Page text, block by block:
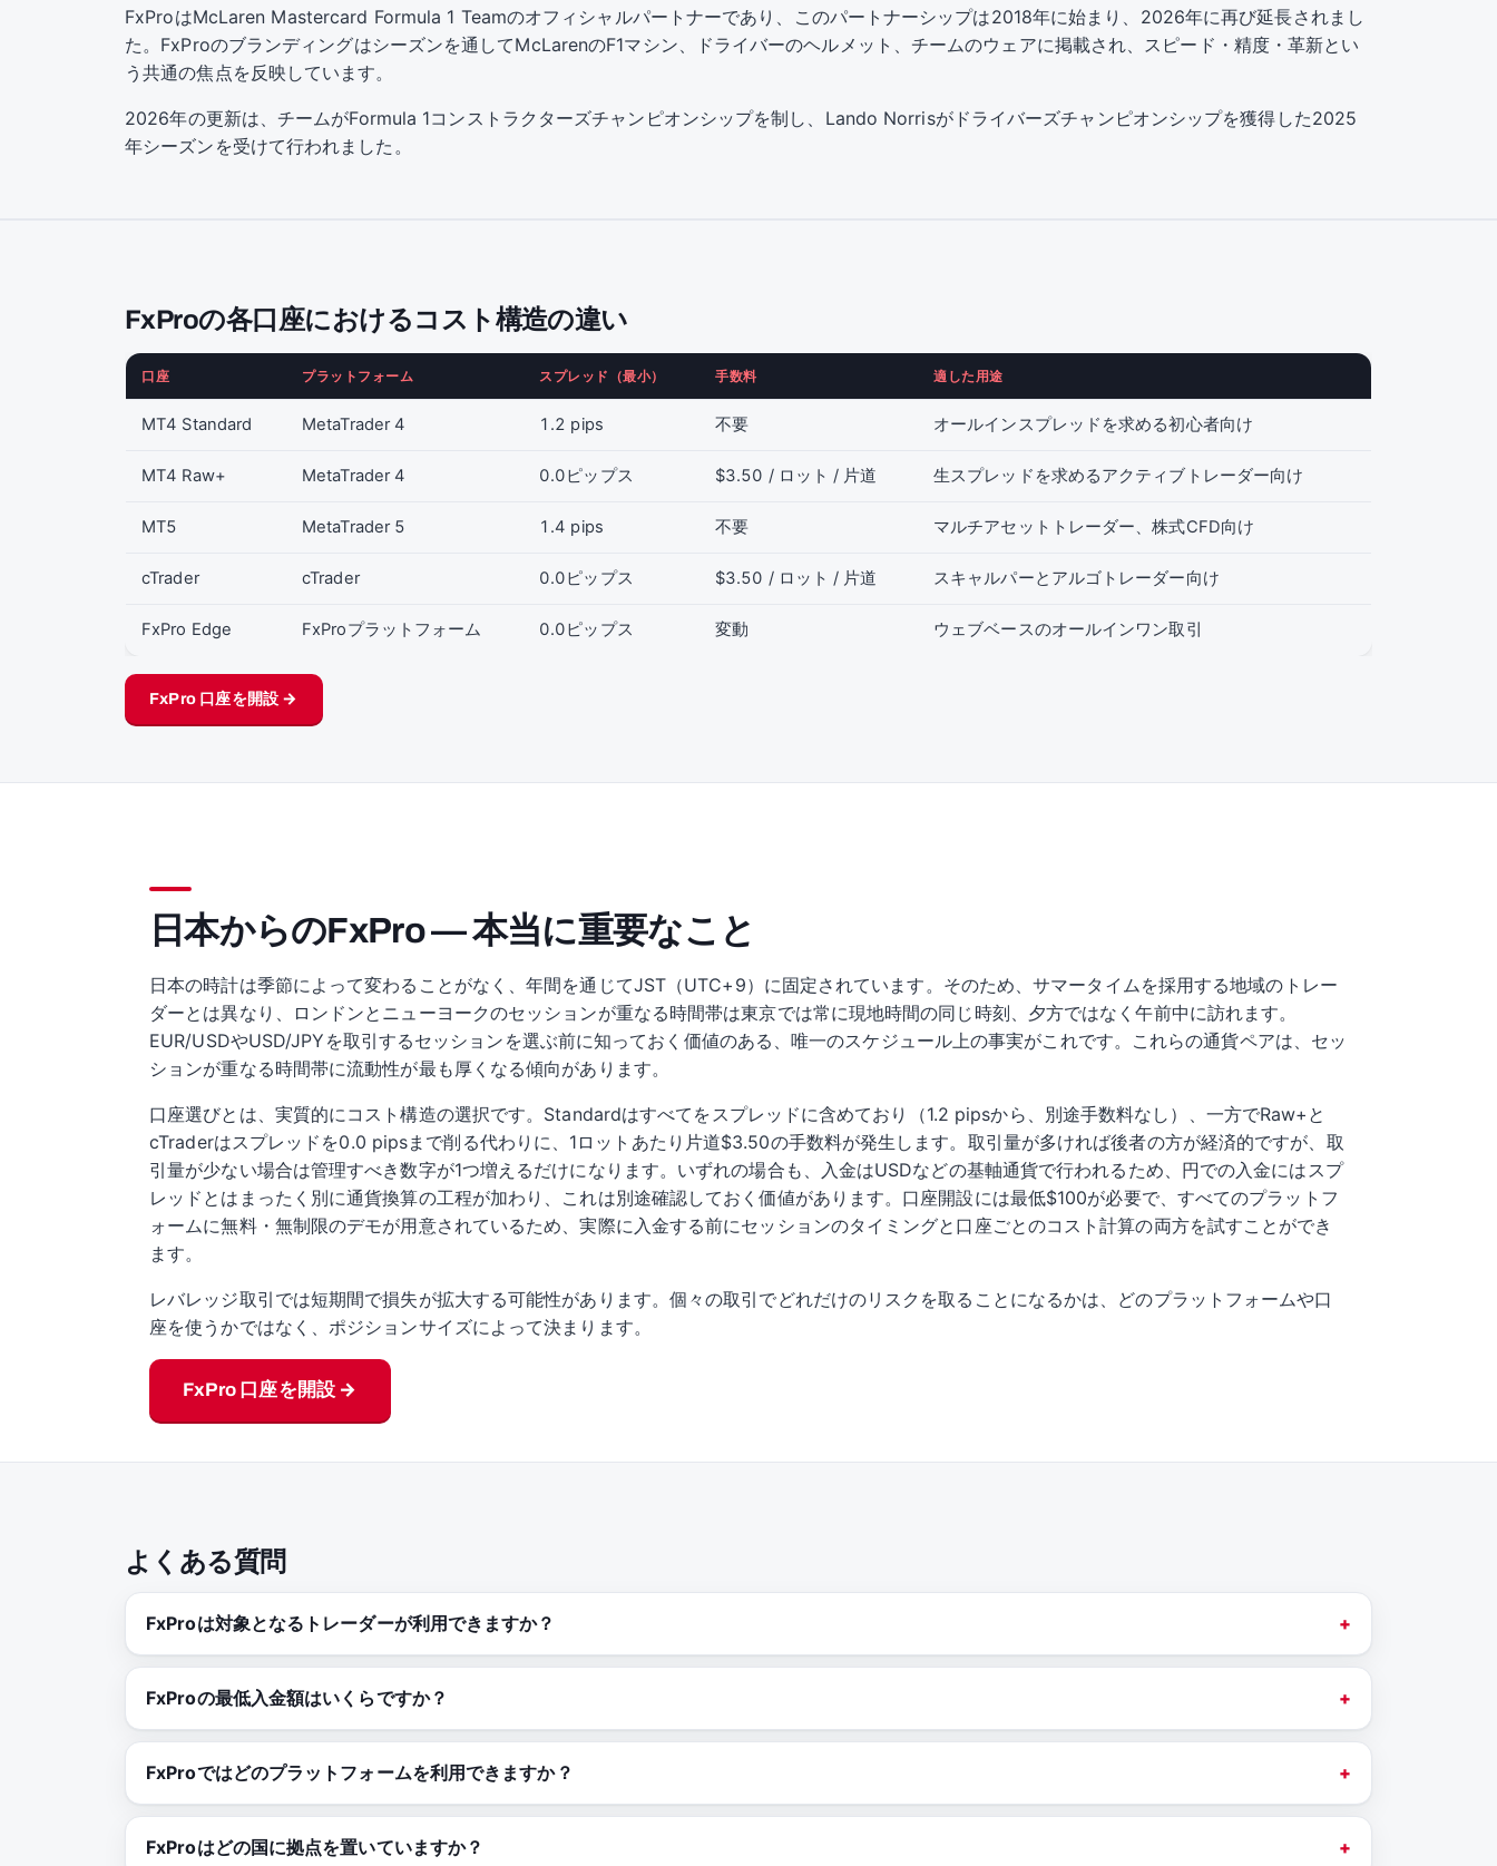
FxProはMcLaren Mastercard Formula 1 Teamのオフィシャルパートナーであり、このパートナーシップは2018年に始まり、2026年に再び延長されまし
た。FxProのブランディングはシーズンを通してMcLarenのF1マシン、ドライバーのヘルメット、チームのウェアに掲載され、スピード・精度・革新とい
う共通の焦点を反映しています。
2026年の更新は、チームがFormula 1コンストラクターズチャンピオンシップを制し、Lando Norrisがドライバーズチャンピオンシップを獲得した2025
年シーズンを受けて行われました。
FxProの各口座におけるコスト構造の違い
口座 プラットフォーム スプレッド（最小） 手数料 適した用途
MT4 Standard MetaTrader 4 1.2 pips 不要 オールインスプレッドを求める初心者向け
MT4 Raw+ MetaTrader 4 0.0ピップス $3.50 / ロット / 片道 生スプレッドを求めるアクティブトレーダー向け
MT5 MetaTrader 5 1.4 pips 不要 マルチアセットトレーダー、株式CFD向け
cTrader cTrader 0.0ピップス $3.50 / ロット / 片道 スキャルパーとアルゴトレーダー向け
FxPro Edge FxProプラットフォーム 0.0ピップス 変動 ウェブベースのオールインワン取引
FxPro 口座を開設 →
日本からのFxPro — 本当に重要なこと
日本の時計は季節によって変わることがなく、年間を通じてJST（UTC+9）に固定されています。そのため、サマータイムを採用する地域のトレー
ダーとは異なり、ロンドンとニューヨークのセッションが重なる時間帯は東京では常に現地時間の同じ時刻、夕方ではなく午前中に訪れます。
EUR/USDやUSD/JPYを取引するセッションを選ぶ前に知っておく価値のある、唯一のスケジュール上の事実がこれです。これらの通貨ペアは、セッ
ションが重なる時間帯に流動性が最も厚くなる傾向があります。
口座選びとは、実質的にコスト構造の選択です。Standardはすべてをスプレッドに含めており（1.2 pipsから、別途手数料なし）、一方でRaw+と
cTraderはスプレッドを0.0 pipsまで削る代わりに、1ロットあたり片道$3.50の手数料が発生します。取引量が多ければ後者の方が経済的ですが、取
引量が少ない場合は管理すべき数字が1つ増えるだけになります。いずれの場合も、入金はUSDなどの基軸通貨で行われるため、円での入金にはスプ
レッドとはまったく別に通貨換算の工程が加わり、これは別途確認しておく価値があります。口座開設には最低$100が必要で、すべてのプラットフ
ォームに無料・無制限のデモが用意されているため、実際に入金する前にセッションのタイミングと口座ごとのコスト計算の両方を試すことができ
ます。
レバレッジ取引では短期間で損失が拡大する可能性があります。個々の取引でどれだけのリスクを取ることになるかは、どのプラットフォームや口
座を使うかではなく、ポジションサイズによって決まります。
FxPro 口座を開設 →
よくある質問
FxProは対象となるトレーダーが利用できますか？
FxProの最低入金額はいくらですか？
FxProではどのプラットフォームを利用できますか？
FxProはどの国に拠点を置いていますか？